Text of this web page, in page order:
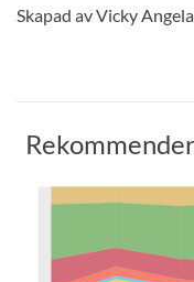
Skapad av Vicky